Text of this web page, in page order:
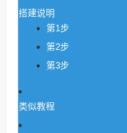
搭建说明
第1步
第2步
第3步
类似教程